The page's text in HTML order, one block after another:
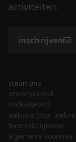
activiteiten.
inschrijven
steun ons
privacybeleid
cookiebeleid
website door
toegankelijkheid
algemene